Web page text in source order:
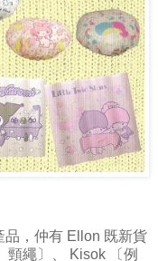
品，仲有 Ellon 既新貨
頸繩〕、 Kisok 〔例